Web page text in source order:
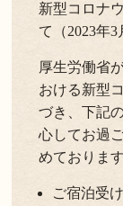
新型コロナ
て（2023年3
厚生労働省
おける新型
づき、下記
心してお過
めております
ご宿泊受